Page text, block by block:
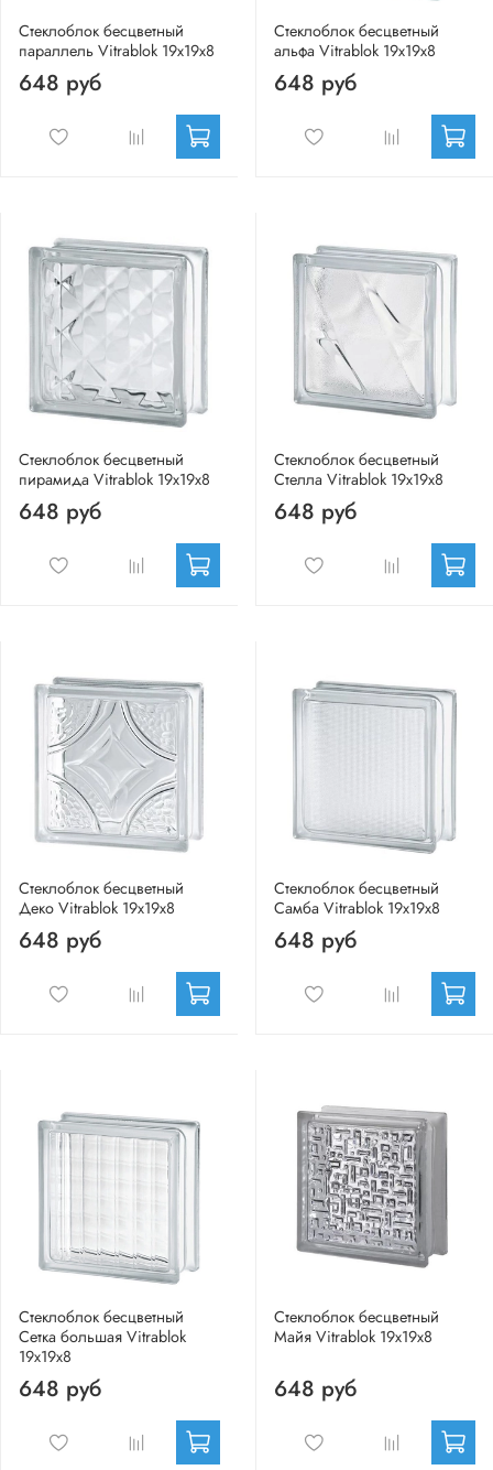
Стеклоблок бесцветный
параллель Vitrablok 19х19х8
648 руб
Стеклоблок бесцветный
альфа Vitrablok 19х19х8
648 руб
Стеклоблок бесцветный
пирамида Vitrablok 19х19х8
648 руб
Стеклоблок бесцветный
Стелла Vitrablok 19х19х8
648 руб
Стеклоблок бесцветный
Деко Vitrablok 19х19х8
648 руб
Стеклоблок бесцветный
Самба Vitrablok 19х19х8
648 руб
Стеклоблок бесцветный
Сетка большая Vitrablok
19х19х8
648 руб
Стеклоблок бесцветный
Майя Vitrablok 19х19х8
648 руб